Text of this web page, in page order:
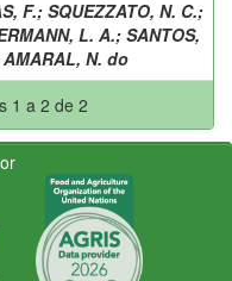
F.; SQUEZZATO, N. C.;
L. A.; SANTOS,
AMARAL, N. do
1 a 2 de 2